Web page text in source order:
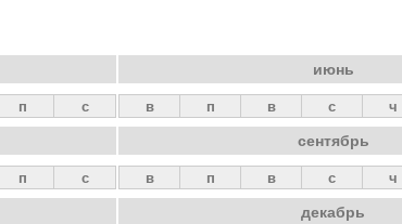
п с
июнь
в п в с ч
п с
сентябрь
в п в с ч
декабрь